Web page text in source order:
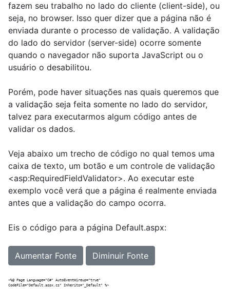
fazem seu trabalho no lado do cliente (client-side), ou
seja, no browser. Isso quer dizer que a página não é
enviada durante o processo de validação. A validação
do lado do servidor (server-side) ocorre somente
quando o navegador não suporta JavaScript ou o
usuário o desabilitou.
Porém, pode haver situações nas quais queremos que
a validação seja feita somente no lado do servidor,
talvez para executarmos algum código antes de
validar os dados.
Veja abaixo um trecho de código no qual temos uma
caixa de texto, um botão e um controle de validação
<asp:RequiredFieldValidator>. Ao executar este
exemplo você verá que a página é realmente enviada
antes que a validação do campo ocorra.
Eis o código para a página Default.aspx:
Aumentar Fonte Diminuir Fonte
<%@ Page Language="C#" AutoEventWireup="true"
CodeFile="Default.aspx.cs" Inherits="_Default" %>